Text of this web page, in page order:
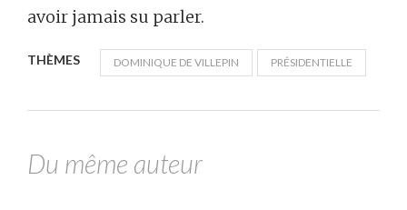
avoir jamais su parler.
THÈMES DOMINIQUE DE VILLEPIN PRÉSIDENTIELLE
Du même auteur